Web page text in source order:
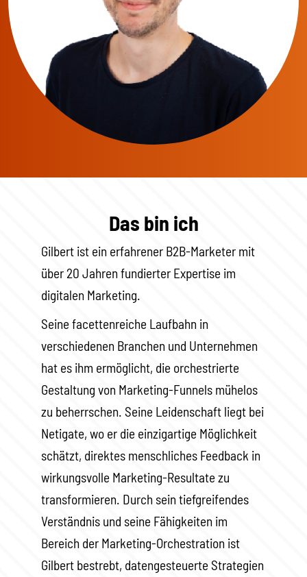
Das bin ich
Gilbert ist ein erfahrener B2B-Marketer mit
über 20 Jahren fundierter Expertise im
digitalen Marketing.
Seine facettenreiche Laufbahn in
verschiedenen Branchen und Unternehmen
hat es ihm ermöglicht, die orchestrierte
Gestaltung von Marketing-Funnels mühelos
zu beherrschen. Seine Leidenschaft liegt bei
Netigate, wo er die einzigartige Möglichkeit
schätzt, direktes menschliches Feedback in
wirkungsvolle Marketing-Resultate zu
transformieren. Durch sein tiefgreifendes
Verständnis und seine Fähigkeiten im
Bereich der Marketing-Orchestration ist
Gilbert bestrebt, datengesteuerte Strategien